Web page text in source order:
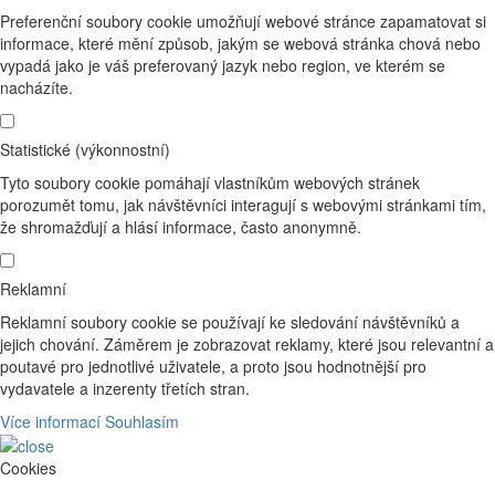
Preferenční soubory cookie umožňují webové stránce zapamatovat si
informace, které mění způsob, jakým se webová stránka chová nebo
vypadá jako je váš preferovaný jazyk nebo region, ve kterém se
nacházíte.
Statistické (výkonnostní)
Tyto soubory cookie pomáhají vlastníkům webových stránek
porozumět tomu, jak návštěvníci interagují s webovými stránkami tím,
že shromažďují a hlásí informace, často anonymně.
Reklamní
Reklamní soubory cookie se používají ke sledování návštěvníků a
jejich chování. Záměrem je zobrazovat reklamy, které jsou relevantní a
poutavé pro jednotlivé uživatele, a proto jsou hodnotnější pro
vydavatele a inzerenty třetích stran.
Více informací Souhlasím
Cookies